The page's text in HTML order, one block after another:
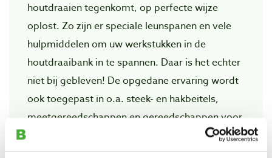
houtdraaien tegenkomt, op perfecte wijze
oplost. Zo zijn er speciale leunspanen en vele
hulpmiddelen om uw werkstukken in de
houtdraaibank in te spannen. Daar is het echter
niet bij gebleven! De opgedane ervaring wordt
ook toegepast in o.a. steek- en hakbeitels,
meetgereedschappen en gereedschappen voor